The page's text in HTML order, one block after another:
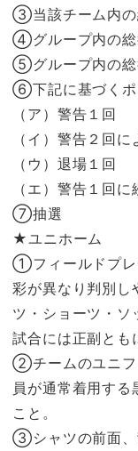
③当該チーム内の
④グループ内の総
⑤グループ内の総
⑥下記に基づくポ
（ア）警告１回
（イ）警告２回
（ウ）退場１回
（エ）警告１回
⑦抽選
★ユニホーム
①フィールドプレ
彩が異なり判別し
ツ・ショーツ・ソ
試合には正副とも
②チームのユニフ
員が通常着用す
こと。
③シャツの前面、